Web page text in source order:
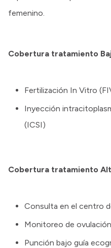
femenino.
Cobertura tratamiento
Fertilización In Vitro
Inyección
(ICSI)
Cobertura tratamiento
Consulta en el centro
Monitoreo de
Punción bajo guía